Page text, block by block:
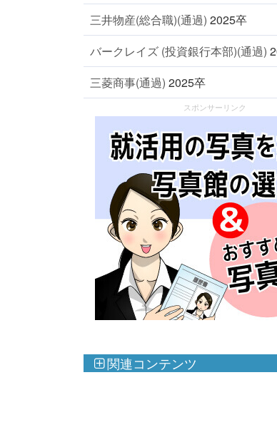
三井物産(総合職)(通過) 2025卒
バークレイズ (投資銀行本部)(通過)
三菱商事(通過) 2025卒
スポンサーリンク
関連コンテンツ